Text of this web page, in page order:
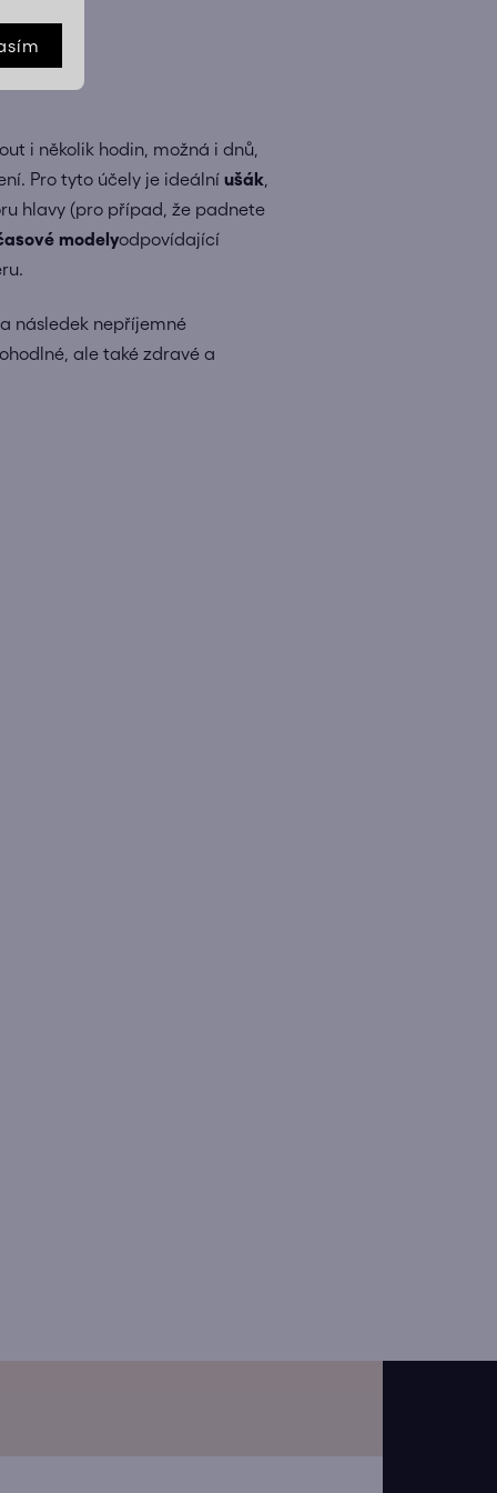
i několik hodin, možná i dnů,
Pro tyto účely je ideální ušák
hlavy (pro případ, že padnete
modelyodpovídající
následek nepříjemné
ale také zdravé a